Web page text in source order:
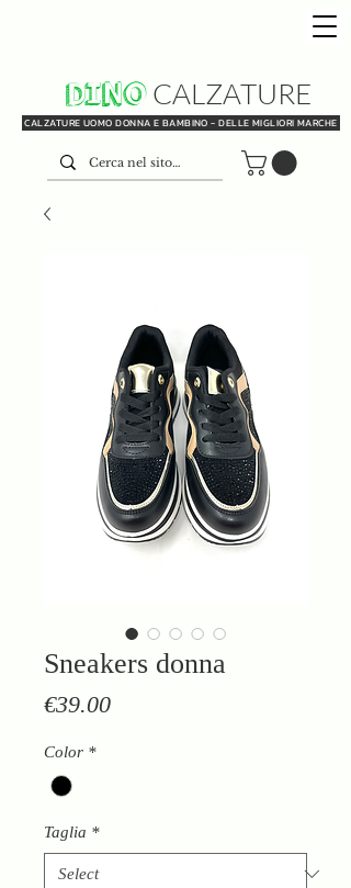
DINO
CALZATURE UOMO DONNA E BAMBINO - DELLE MIGLIORI MARCHE
CALZATURE
Sneakers donna
€39.00Price
Color *
Taglia *